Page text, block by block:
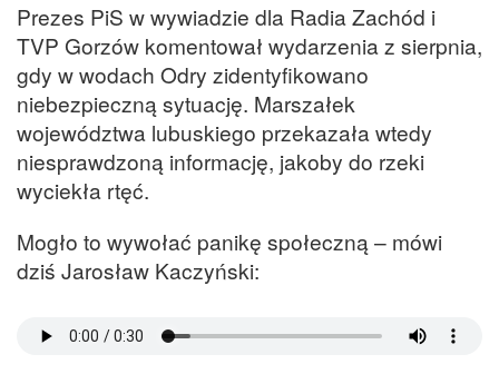
Prezes PiS w wywiadzie dla Radia Zachód i
TVP Gorzów komentował wydarzenia z sierpnia,
gdy w wodach Odry zidentyfikowano
niebezpieczną sytuację. Marszałek
województwa lubuskiego przekazała wtedy
niesprawdzoną informację, jakoby do rzeki
wyciekła rtęć.
Mogło to wywołać panikę społeczną – mówi
dziś Jarosław Kaczyński: